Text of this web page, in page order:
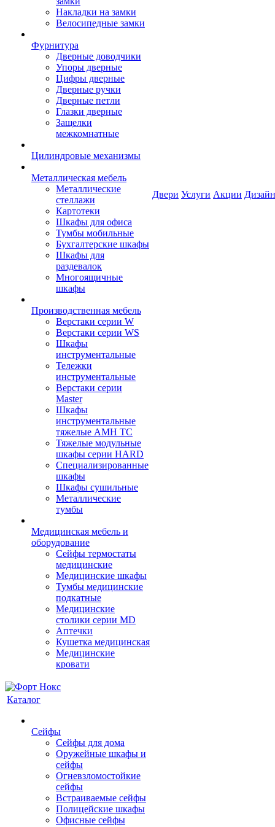
Накладки на замки
Велосипедные замки
Фурнитура
Дверные доводчики
Упоры дверные
Цифры дверные
Дверные ручки
Дверные петли
Глазки дверные
Защелки
межкомнатные
Цилиндровые механизмы
Металлическая мебель
Металлические
стеллажи
Картотеки
Шкафы для офиса
Тумбы мобильные
Бухгалтерские шкафы
Шкафы для
раздевалок
Многоящичные
шкафы
Производственная мебель
Верстаки серии W
Верстаки серии WS
Шкафы
инструментальные
Тележки
инструментальные
Верстаки серии
Master
Шкафы
инструментальные
тяжелые AMH TC
Тяжелые модульные
шкафы серии HARD
Cпециализированные
шкафы
Шкафы сушильные
Металлические
тумбы
Медицинская мебель и
оборудование
Сейфы термостаты
медицинские
Медицинские шкафы
Тумбы медицинские
подкатные
Медицинские
столики серии MD
Аптечки
Кушетка медицинская
Медицинские
кровати
Двери Услуги Акции
Каталог
Сейфы
Сейфы для дома
Оружейные шкафы и
сейфы
Огневзломостойкие
сейфы
Встраиваемые сейфы
Полицейские шкафы
Офисные сейфы